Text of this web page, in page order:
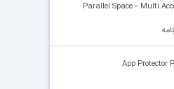
Parallel Space－Multi
App Protector